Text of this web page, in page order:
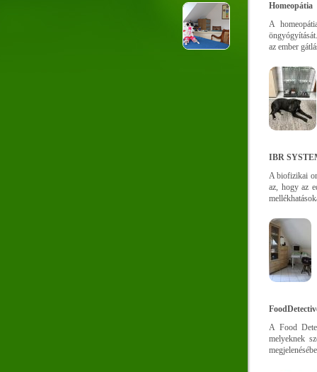
Homeopátia
A
az ember
IBR
A biofizikai
az, hogy az
A Food
melyeknek